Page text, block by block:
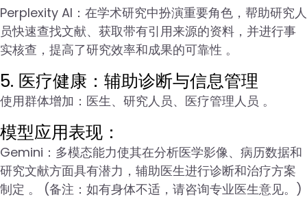
Perplexity AI：在学术研究中扮演重要角色，帮助研究人
员快速查找文献、获取带有引用来源的资料，并进行事
实核查，提高了研究效率和成果的可靠性 。
5. 医疗健康：辅助诊断与信息管理
使用群体增加：医生、研究人员、医疗管理人员 。
模型应用表现：
Gemini：多模态能力使其在分析医学影像、病历数据和
研究文献方面具有潜力，辅助医生进行诊断和治疗方案
制定 。 (备注：如有身体不适，请咨询专业医生意见。)